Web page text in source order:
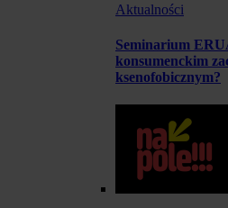
Aktualności
Seminarium
konsumenckim
ksenofobicznym?